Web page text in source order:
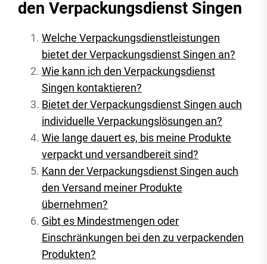
den Verpackungsdienst Singen
Welche Verpackungsdienstleistungen
bietet der Verpackungsdienst Singen an?
Wie kann ich den Verpackungsdienst
Singen kontaktieren?
Bietet der Verpackungsdienst Singen auch
individuelle Verpackungslösungen an?
Wie lange dauert es, bis meine Produkte
verpackt und versandbereit sind?
Kann der Verpackungsdienst Singen auch
den Versand meiner Produkte
übernehmen?
Gibt es Mindestmengen oder
Einschränkungen bei den zu verpackenden
Produkten?